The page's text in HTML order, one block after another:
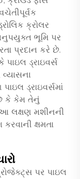
ક્રોલર
ભૂમિ પર
પ્રદાન કરે છે.
પાઇલ ડ્રાઇવર્સ
વ્યાસના
ડ્રાઇવર્સમાં
છે કે કેમ તેનું
લક્ષણ મશીનની
ક્ષમતા
પર પાઇલ